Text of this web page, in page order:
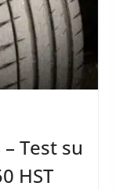
Test su
HST